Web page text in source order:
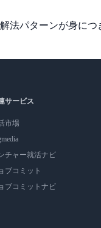
法パターンが身につ
サービス
市場
チャー就活ナビ
ブコミット
ブコミットナビ